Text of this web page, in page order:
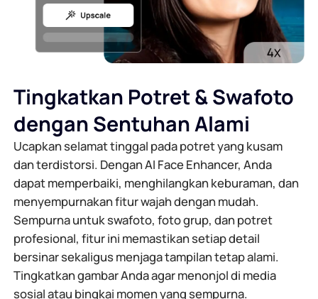
Tingkatkan Potret & Swafoto
dengan Sentuhan Alami
Ucapkan selamat tinggal pada potret yang kusam
dan terdistorsi. Dengan AI Face Enhancer, Anda
dapat memperbaiki, menghilangkan keburaman, dan
menyempurnakan fitur wajah dengan mudah.
Sempurna untuk swafoto, foto grup, dan potret
profesional, fitur ini memastikan setiap detail
bersinar sekaligus menjaga tampilan tetap alami.
Tingkatkan gambar Anda agar menonjol di media
sosial atau bingkai momen yang sempurna.